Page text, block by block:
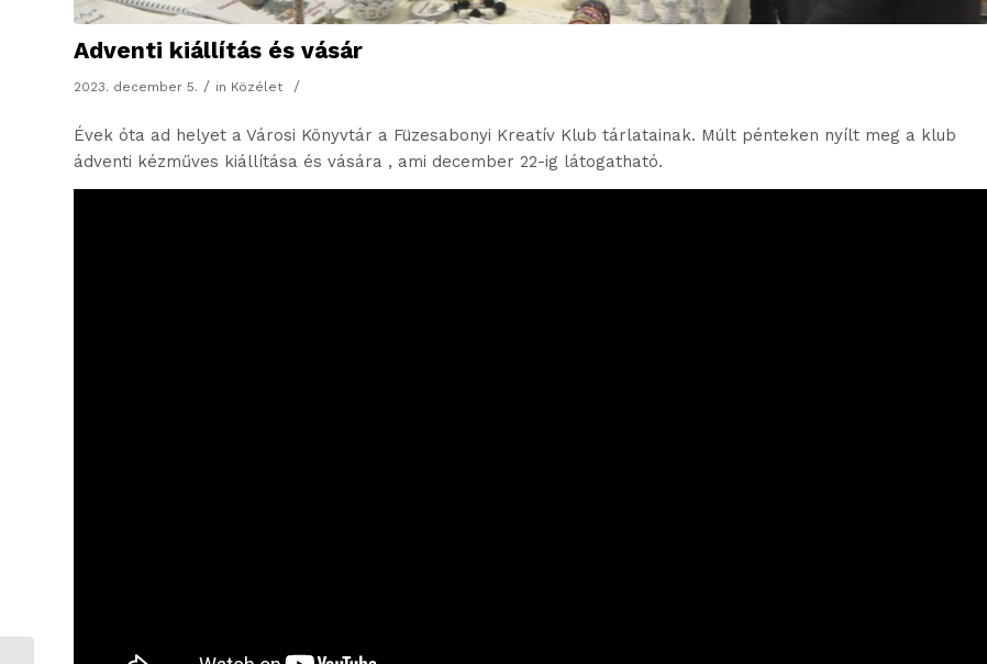
Adventi kiállítás és vásár
2023. december 5. / in Közélet /
Évek óta ad helyet a Városi Könyvtár a Füzesabonyi Kreatív Klub tárlatainak. Múlt pénteken nyílt meg a klub
ádventi kézműves kiállítása és vására , ami december 22-ig látogatható.